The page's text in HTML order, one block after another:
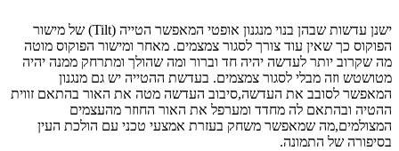
ישנן עדשות שבהן בנוי מנגנון אופטי המאפשר הטייה (Tilt) של מישור
הפוקוס כך שאין עוד צורך לסגור צמצמים. מאחר ומישור הפוקוס מוטה
מה שקרוב יותר לעדשה יהיה חד וברור ומה שהולך ומתרחק ממנה יהיה
מטושטש וזה מבלי לסגור צמצמים. בעדשת ההטייה יש גם מנגנון
המאפשר לסובב את העדשה,סיבוב העדשה מטה את האור בהתאם זווית
ההטיה ובהתאם לה מחדד ומערפל את האור החוזר מהעצמים
המצולמים,מה שמאפשר משחק בעזרת אמצעי טכני עם הולכת העין
בסיפורה של התמונה.